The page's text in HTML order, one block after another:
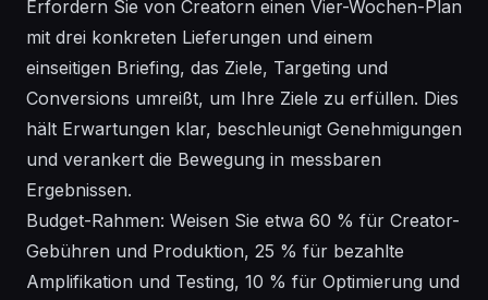
Erfordern Sie von Creatorn einen Vier-Wochen-Plan
mit drei konkreten Lieferungen und einem
einseitigen Briefing, das Ziele, Targeting und
Conversions umreißt, um Ihre Ziele zu erfüllen. Dies
hält Erwartungen klar, beschleunigt Genehmigungen
und verankert die Bewegung in messbaren
Ergebnissen.
Budget-Rahmen: Weisen Sie etwa 60 % für Creator-
Gebühren und Produktion, 25 % für bezahlte
Amplifikation und Testing, 10 % für Optimierung und